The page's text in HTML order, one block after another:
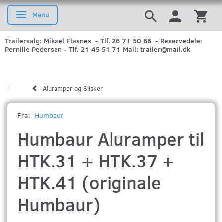
Skifte navigation
Menu
Trailersalg: Mikael Flasnes - Tlf. 26 71 50 66 - Reservedele:
Pernille Pedersen - Tlf. 21 45 51 71 Mail: trailer@mail.dk
Aluramper og Slisker
Fra: Humbaur
Humbaur Aluramper til
HTK.31 + HTK.37 +
HTK.41 (originale
Humbaur)